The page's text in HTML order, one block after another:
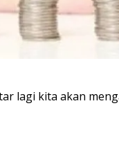
lagi kita akan